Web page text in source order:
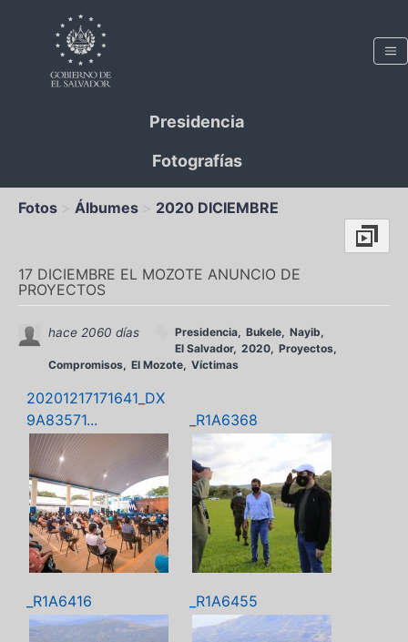
Presidencia
Fotografías
Fotos Álbumes 2020 DICIEMBRE
17 DICIEMBRE EL MOZOTE ANUNCIO DE
PROYECTOS
hace 2060 días Presidencia Bukele Nayib
El Salvador 2020 Proyectos
Compromisos El Mozote Víctimas
20201217171641_DX
9A83571...
_R1A6368
_R1A6416 _R1A6455